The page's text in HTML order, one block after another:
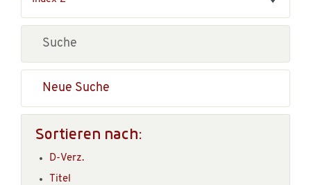
Neue Suche
Sortieren nach:
D-Verz.
Titel